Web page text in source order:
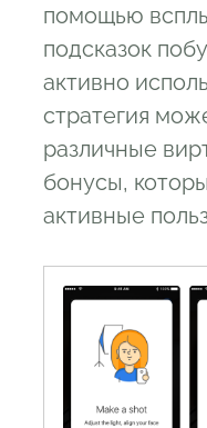
помощью
подсказок
активно
стратегия
различные
бонусы,
активные